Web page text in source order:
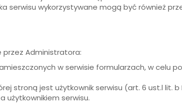
serwisu wykorzystywane mogą być również
przez Administratora:
w serwisie formularzach, w celu
stroną jest użytkownik serwisu (art. 6 ust.l lit. b
użytkownikiem serwisu.